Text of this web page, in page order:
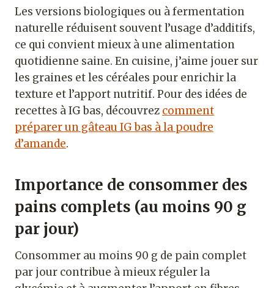
Les versions biologiques ou à fermentation
naturelle réduisent souvent l’usage d’additifs,
ce qui convient mieux à une alimentation
quotidienne saine. En cuisine, j’aime jouer sur
les graines et les céréales pour enrichir la
texture et l’apport nutritif. Pour des idées de
recettes à IG bas, découvrez comment
préparer un gâteau IG bas à la poudre
d’amande.
Importance de consommer des
pains complets (au moins 90 g
par jour)
Consommer au moins 90 g de pain complet
par jour contribue à mieux réguler la